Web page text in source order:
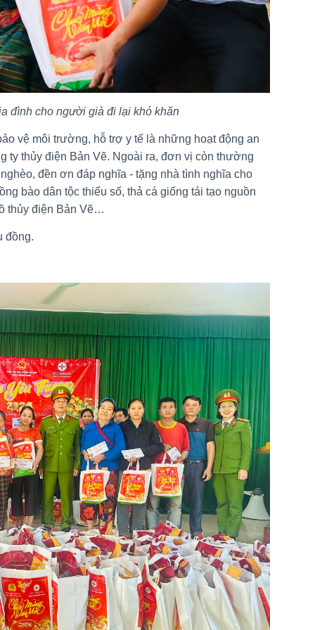
đình cho người già đi lại khó khăn
vệ môi trường, hỗ trợ y tế là những hoạt động an
ty thủy điện Bản Vẽ. Ngoài ra, đơn vị còn thường
đền ơn đáp nghĩa - tặng nhà tình nghĩa cho
bào dân tộc thiểu số, thả cá giống tái tạo nguồn
thủy điện Bản Vẽ…
đồng.